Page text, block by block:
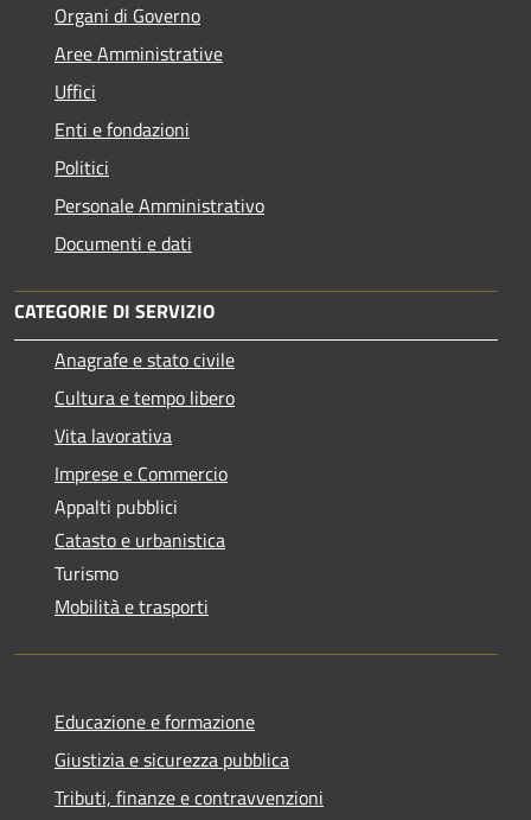
Organi di Governo
Aree Amministrative
Uffici
Enti e fondazioni
Politici
Personale Amministrativo
Documenti e dati
CATEGORIE DI SERVIZIO
Anagrafe e stato civile
Cultura e tempo libero
Vita lavorativa
Imprese e Commercio
Appalti pubblici
Catasto e urbanistica
Turismo
Mobilità e trasporti
Educazione e formazione
Giustizia e sicurezza pubblica
Tributi, finanze e contravvenzioni